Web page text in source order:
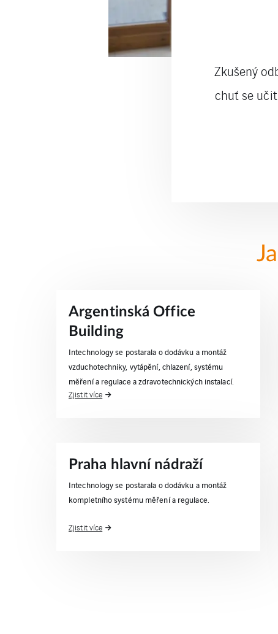
Zkušený
chuť se
Argentinská Office
Building
Intechnology se postarala o dodávku a montáž
vzduchotechniky, vytápění, chlazení, systému
měření a regulace a zdravotechnických instalací.
Zjistit více
Praha hlavní nádraží
Intechnology se postarala o dodávku a montáž
kompletního systému měření a regulace.
Zjistit více